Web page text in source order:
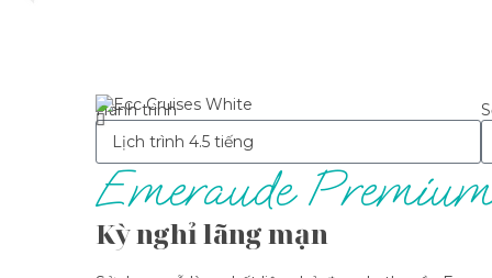
Hành trình
Emeraude Premium
Kỳ nghỉ lãng mạn